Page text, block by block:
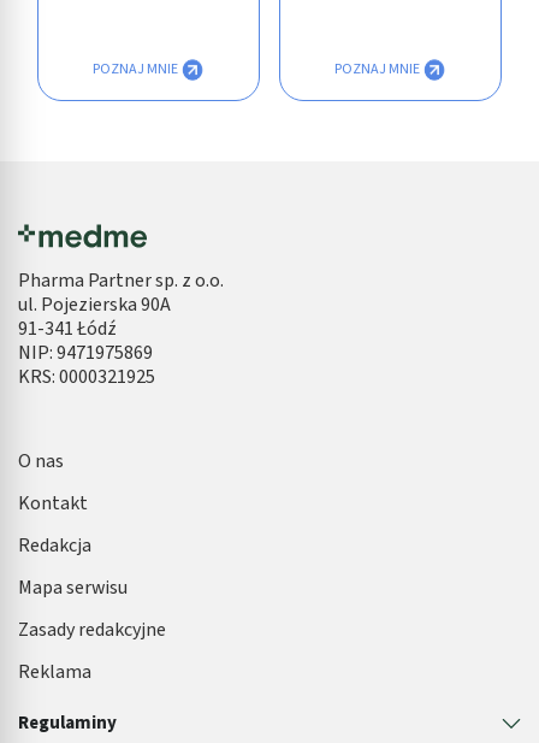
POZNAJ MNIE POZNAJ MNIE
Pharma Partner sp. z o.o.
ul. Pojezierska 90A
91-341 Łódź
NIP: 9471975869
KRS: 0000321925
Regulaminy
O nas
Kontakt
Redakcja
Mapa serwisu
Zasady redakcyjne
Reklama